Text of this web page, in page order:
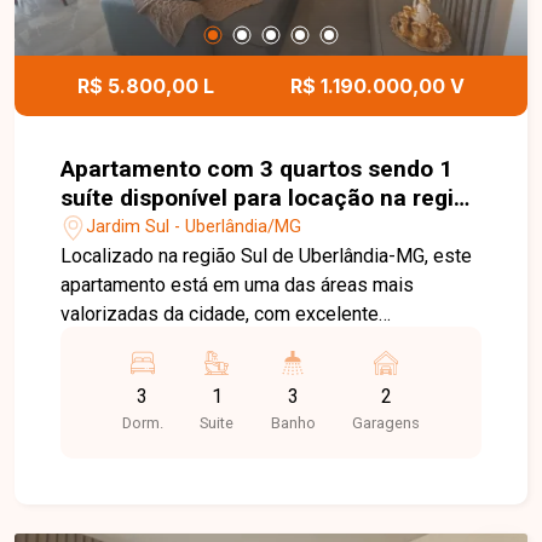
apresentar todos os detalhes deste imóvel e
ajudar você a encontrar a oportunidade ideal para
morar ou investir.
R$ 5.800,00 L R$ 1.190.000,00 V
Apartamento com 3 quartos sendo 1
suíte disponível para locação na região
Sul de Uberlândia-MG
Jardim Sul - Uberlândia/MG
Localizado na região Sul de Uberlândia-MG, este
apartamento está em uma das áreas mais
valorizadas da cidade, com excelente
e proximidade com supermercados, escolas,
farmácias, restaurantes, academias e diversos
comércios e serviços, proporcionando conforto,
3
Dorm.
1
Suite
3
Banho
2
Garagens